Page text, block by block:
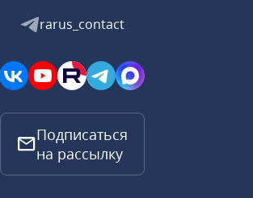
rarus_contact
Подписаться
на рассылку